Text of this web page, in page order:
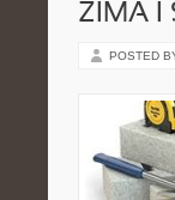
ZIMA I
POSTED